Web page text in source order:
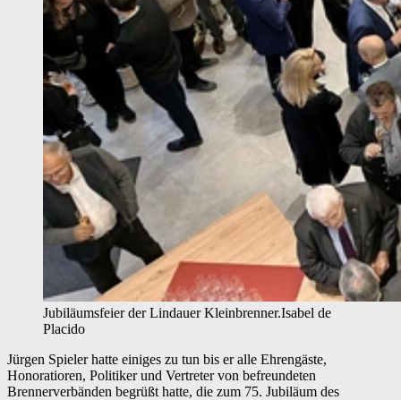
Jubiläumsfeier der Lindauer Kleinbrenner.Isabel de
Placido
Jürgen Spieler hatte einiges zu tun bis er alle Ehrengäste,
Honoratioren, Politiker und Vertreter von befreundeten
Brennerverbänden begrüßt hatte, die zum 75. Jubiläum des